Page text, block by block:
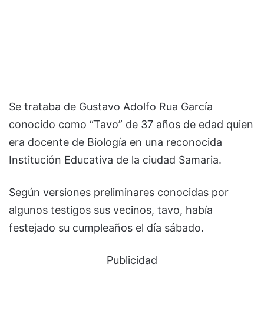
Se trataba de Gustavo Adolfo Rua García
conocido como “Tavo” de 37 años de edad quien
era docente de Biología en una reconocida
Institución Educativa de la ciudad Samaria.
Según versiones preliminares conocidas por
algunos testigos sus vecinos, tavo, había
festejado su cumpleaños el día sábado.
Publicidad